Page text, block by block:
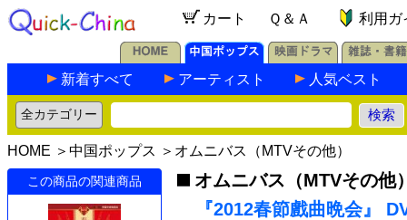
カート Ｑ＆Ａ 利用ガ
新着すべて アーティスト 人気ベスト
HOME ＞ 中国ポップス ＞ オムニバス（MTVその他）
この商品の関連商品
オムニバス（MTVその他
『2012春節戲曲晩会』